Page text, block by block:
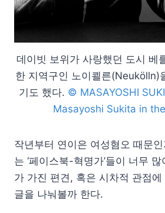
데이빗 보위가 사랑했던 도시 베
한 지역구인 노이쾰른(Neukölln)
기도 했다. © MASAYOSHI
Masayoshi Sukita in
작년부터 연이은 여성혐오 때문
는 ‘페이스북-혁명가’들이 너무
가 가진 편견, 혹은 시차적 관점
글을 나눠볼까 한다.